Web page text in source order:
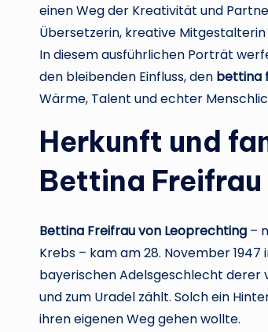
einen Weg der Kreativität und
Übersetzerin, kreative
In diesem ausführlichen Porträt
den bleibenden Einfluss, den bettina
Wärme, Talent und echter
Herkunft und
Bettina
Bettina Freifrau von Leoprechting –
Krebs – kam am 28. November
bayerischen Adelsgeschlecht derer
und zum Uradel zählt. Solch ein
ihren eigenen Weg gehen wollte.